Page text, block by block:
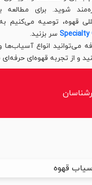
شوید. برای مطالعه
قهوه، توصیه می‌کنیم به
سر بزنید.
می‌توانید انواع آسیاب‌ها و
و از تجربه قهوه‌ای حرفه‌ای
قهوه